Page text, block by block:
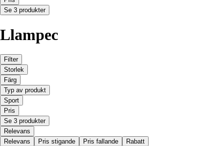
Se 3 produkter
Llampec
Filter
Storlek
Färg
Typ av produkt
Sport
Pris
Se 3 produkter
Relevans
Relevans
Pris stigande Pris fallande Rabatt